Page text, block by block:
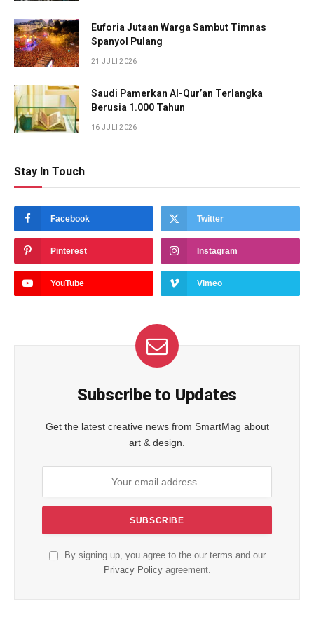
Euforia Jutaan Warga Sambut Timnas
Spanyol Pulang
21 JULI 2026
Saudi Pamerkan Al-Qur’an Terlangka
Berusia 1.000 Tahun
16 JULI 2026
Stay In Touch
Facebook Twitter
Pinterest Instagram
YouTube Vimeo
Subscribe to Updates
Get the latest creative news from SmartMag about
art & design.
By signing up, you agree to the our terms and our
Privacy Policyagreement.